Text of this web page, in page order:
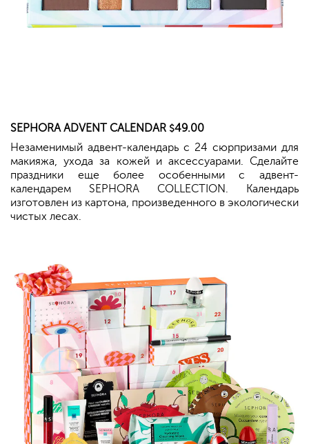
SEPHORAADVENT CALENDAR $49.00
Незаменимый адвент-календарь с 24 сюрпризами для
макияжа, ухода за кожей и аксессуарами. Сделайте
праздники еще более особенными с адвент-
календарем SEPHORA COLLECTION. Календарь
изготовлен из картона, произведенного в экологически
чистых лесах.